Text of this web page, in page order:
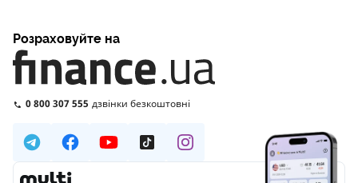
Розраховуйте на
0 800 307 555 дзвінки безкоштовні